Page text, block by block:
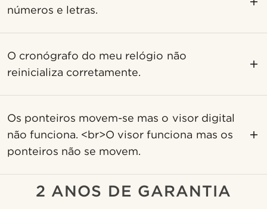
números e letras.
O cronógrafo do meu relógio não
reinicializa corretamente.
Os ponteiros movem-se mas o visor digital
não funciona. <br>O visor funciona mas os
ponteiros não se movem.
2 ANOS DE GARANTIA